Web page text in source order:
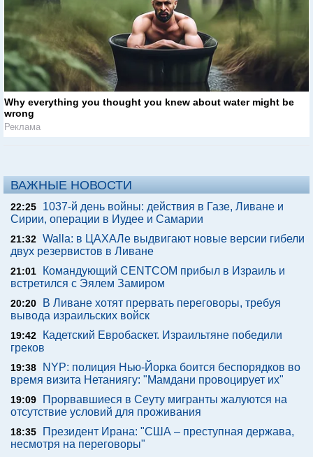
Why everything you thought you knew about water might be
wrong
Реклама
ВАЖНЫЕ НОВОСТИ
22:25
1037-й день войны: действия в Газе, Ливане и
Сирии, операции в Иудее и Самарии
21:32 Walla: в ЦАХАЛе выдвигают новые версии гибели
двух резервистов в Ливане
21:01
Командующий CENTCOM прибыл в Израиль и
встретился с Эялем Замиром
20:20
В Ливане хотят прервать переговоры, требуя
вывода израильских войск
19:42
Кадетский Евробаскет. Израильтяне победили
греков
19:38
NYP: полиция Нью-Йорка боится беспорядков во
время визита Нетаниягу: "Мамдани провоцирует их"
19:09
Прорвавшиеся в Сеуту мигранты жалуются на
отсутствие условий для проживания
18:35
Президент Ирана: "США – преступная держава,
несмотря на переговоры"